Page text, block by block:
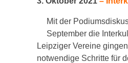
Mit der
September die
Leipziger Vereine
notwendige Schritte für